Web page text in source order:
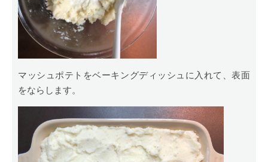
マッシュポテトをベーキングディッシュに入れて、表面
をならします。